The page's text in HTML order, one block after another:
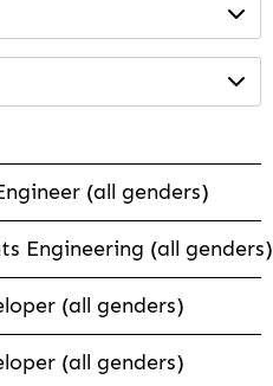
(all genders)
Engineering (all genders)
(all genders)
(all genders)